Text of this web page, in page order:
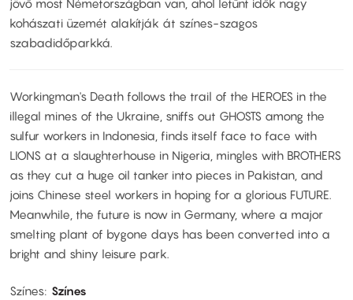
kohászati üzemét alakítják át színes-szagos
szabadidőparkká.
Workingman's Death follows the trail of the HEROES in the
illegal mines of the Ukraine, sniffs out GHOSTS among the
sulfur workers in Indonesia, finds itself face to face with
LIONS at a slaughterhouse in Nigeria, mingles with BROTHERS
as they cut a huge oil tanker into pieces in Pakistan, and
joins Chinese steel workers in hoping for a glorious FUTURE.
Meanwhile, the future is now in Germany, where a major
smelting plant of bygone days has been converted into a
bright and shiny leisure park.
Színes Színes